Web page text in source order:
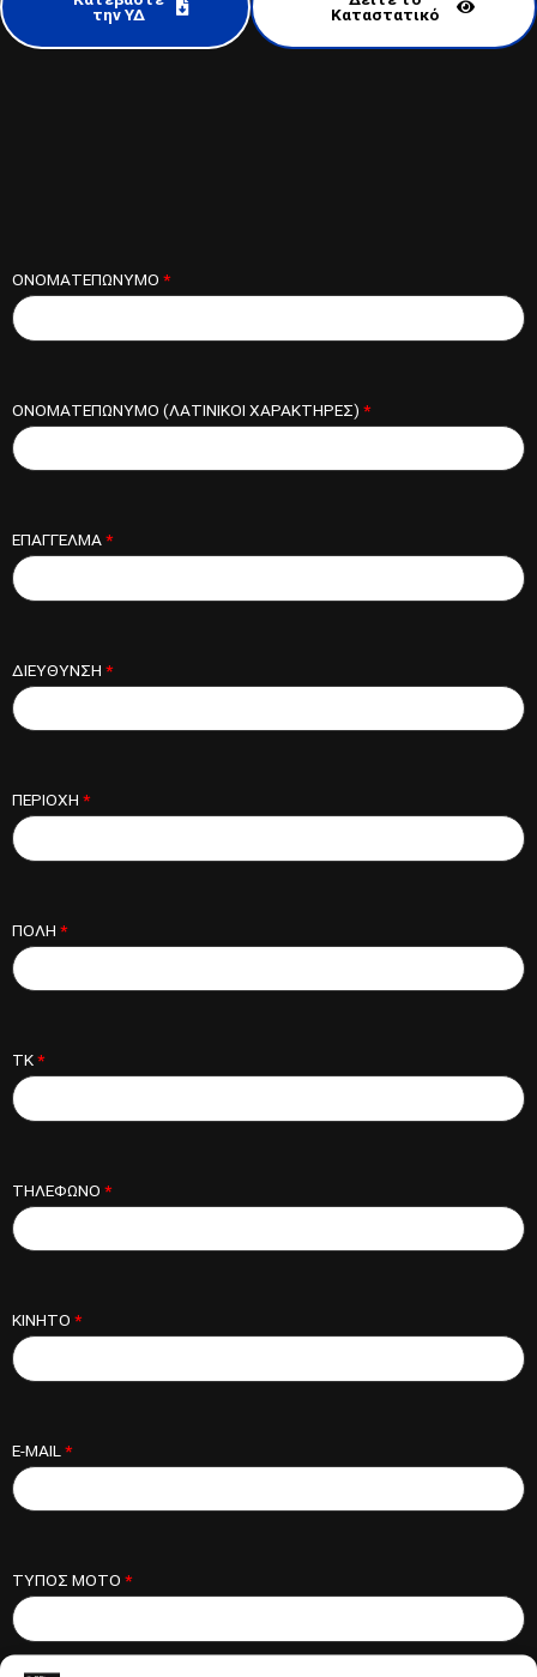
την ΥΔ
Καταστατικό
ΟΝΟΜΑΤΕΠΩΝΥΜΟ *
ΟΝΟΜΑΤΕΠΩΝΥΜΟ (ΛΑΤΙΝΙΚΟΙ ΧΑΡΑΚΤΗΡΕΣ) *
ΕΠΑΓΓΕΛΜΑ*
ΔΙΕΥΘΥΝΣΗ *
ΠΕΡΙΟΧΗ *
ΠΟΛΗ *
ΤΚ*
ΤΗΛΕΦΩΝΟ *
ΚΙΝΗΤΟ *
E-MAIL *
ΤΥΠΟΣ ΜΟΤΟ *